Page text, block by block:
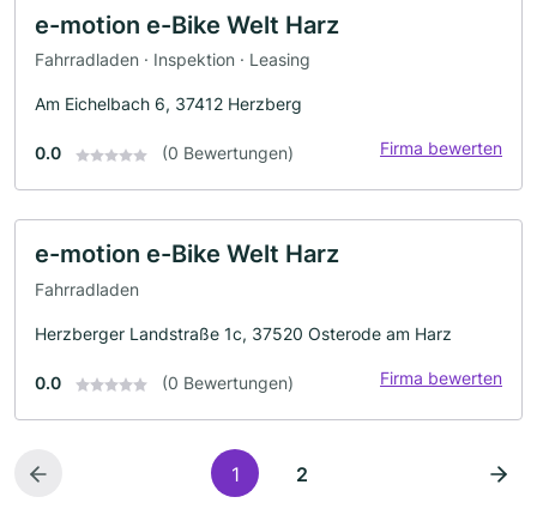
e-motion e-Bike Welt Harz
Fahrradladen · Inspektion · Leasing
Am Eichelbach 6, 37412 Herzberg
0.0 (0 Bewertungen) Firma bewerten
e-motion e-Bike Welt Harz
Fahrradladen
Herzberger Landstraße 1c, 37520 Osterode am Harz
0.0 (0 Bewertungen) Firma bewerten
1 2